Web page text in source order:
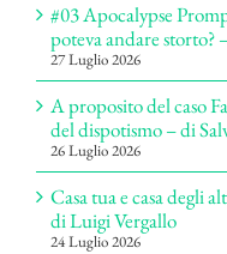
#03 Apocalypse
poteva andare storto?
27 Luglio 2026
A proposito del caso
del dispotismo – di
26 Luglio 2026
Casa tua e casa degli
di Luigi Vergallo
24 Luglio 2026